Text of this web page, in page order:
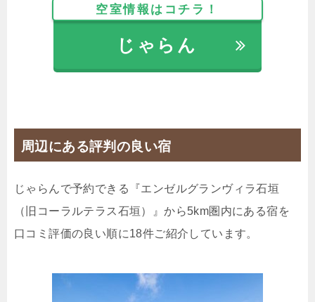
28,490円
【選べるお部屋と価格】
23,639円デラックスヴィラタイプ（5名定
員・プライベートプール付）
21,714円ヴィラタイプ（4名定員・プライベ
ートプール付）
【1泊2食付】石垣島の恵みを味わうBBQ＆島の彩り
空室情報はコチラ！
じゃらん
周辺にある評判の良い宿
じゃらんで予約できる『エンゼルグランヴィラ石垣
（旧コーラルテラス石垣）』から5km圏内にある宿を
口コミ評価の良い順に18件ご紹介しています。